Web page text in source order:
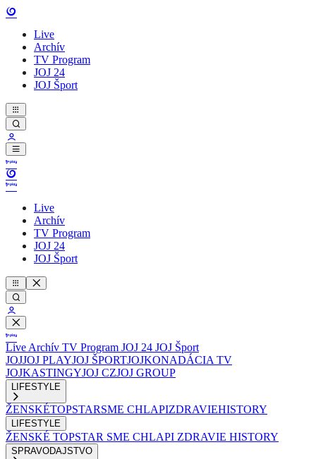
Live
Archív
TV Program
JOJ 24
JOJ Šport
Live
Archív
TV Program
JOJ 24
JOJ Šport
Live Archív TV Program JOJ 24 JOJ Šport
JOJJOJ PLAYJOJ ŠPORTJOJKONADÁCIA TV
JOJKASTINGYJOJ CZJOJ GROUP
LIFESTYLE
ŽENSKÉTOPSTARSME CHLAPIZDRAVIEHISTORY
LIFESTYLE
ŽENSKÉ TOPSTAR SME CHLAPI ZDRAVIE HISTORY
SPRAVODAJSTVO